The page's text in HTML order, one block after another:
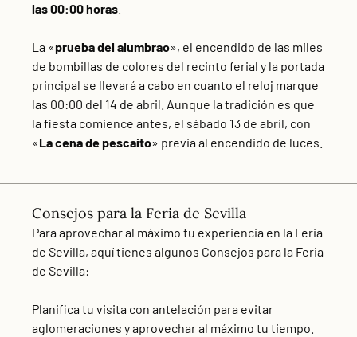
las 00:00 horas
La «prueba del alumbrao», el encendido de las miles
de bombillas de colores del recinto ferial y la portada
principal se llevará a cabo en cuanto el reloj marque
las 00:00 del 14 de abril. Aunque la tradición es que
la fiesta comience antes, el sábado 13 de abril, con
«La cena de pescaíto» previa al encendido de luces.
Consejos para la Feria de Sevilla
Para aprovechar al máximo tu experiencia en la Feria
de Sevilla, aquí tienes algunos Consejos para la Feria
de Sevilla:
Planifica tu visita con antelación para evitar
aglomeraciones y aprovechar al máximo tu tiempo.